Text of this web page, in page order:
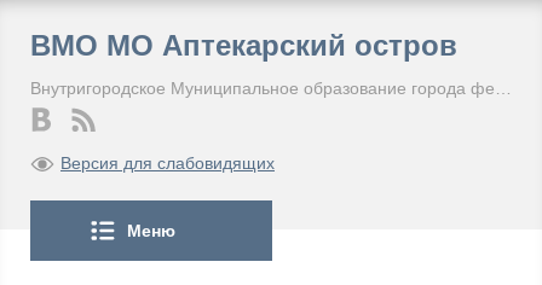
ВМО МО Аптекарский остров
Версия для слабовидящих
Меню